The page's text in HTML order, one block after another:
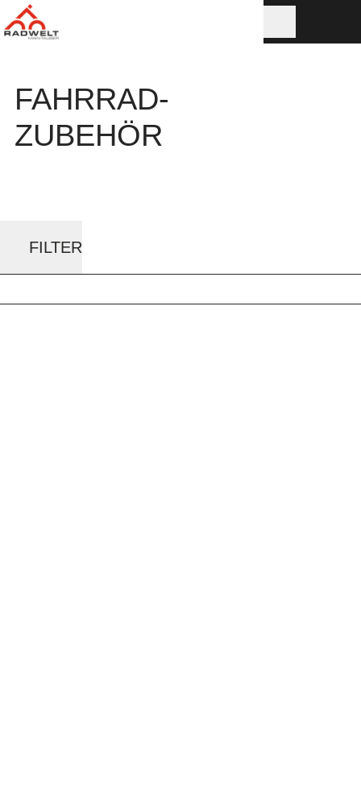
FAHRRAD-
ZUBEHÖR
FILTER